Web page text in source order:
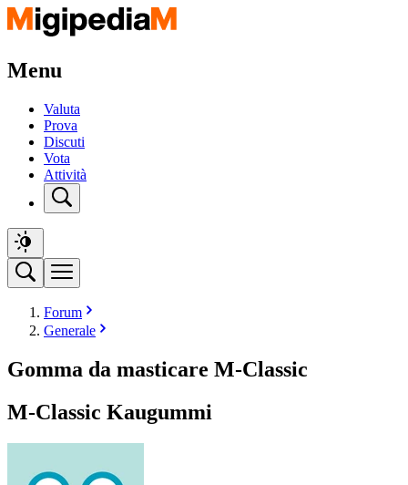
Menu
Valuta
Prova
Discuti
Vota
Attività
Forum
Generale
Gomma da masticare M-Classic
M-Classic Kaugummi